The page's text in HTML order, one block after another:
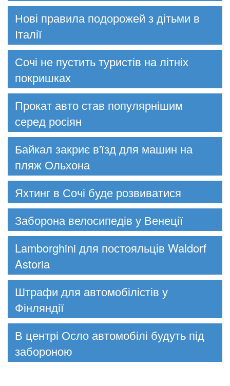
Нові правила подорожей з дітьми в
Італії
Сочі не пустить туристів на літніх
покришках
Прокат авто став популярнішим
серед росіян
Байкал закриє в'їзд для машин на
пляж Ольхона
Яхтинг в Сочі буде розвиватися
Заборона велосипедів у Венеції
Lamborghini для постояльців Waldorf
Astoria
Штрафи для автомобілістів у
Фінляндії
В центрі Осло автомобілі будуть під
забороною